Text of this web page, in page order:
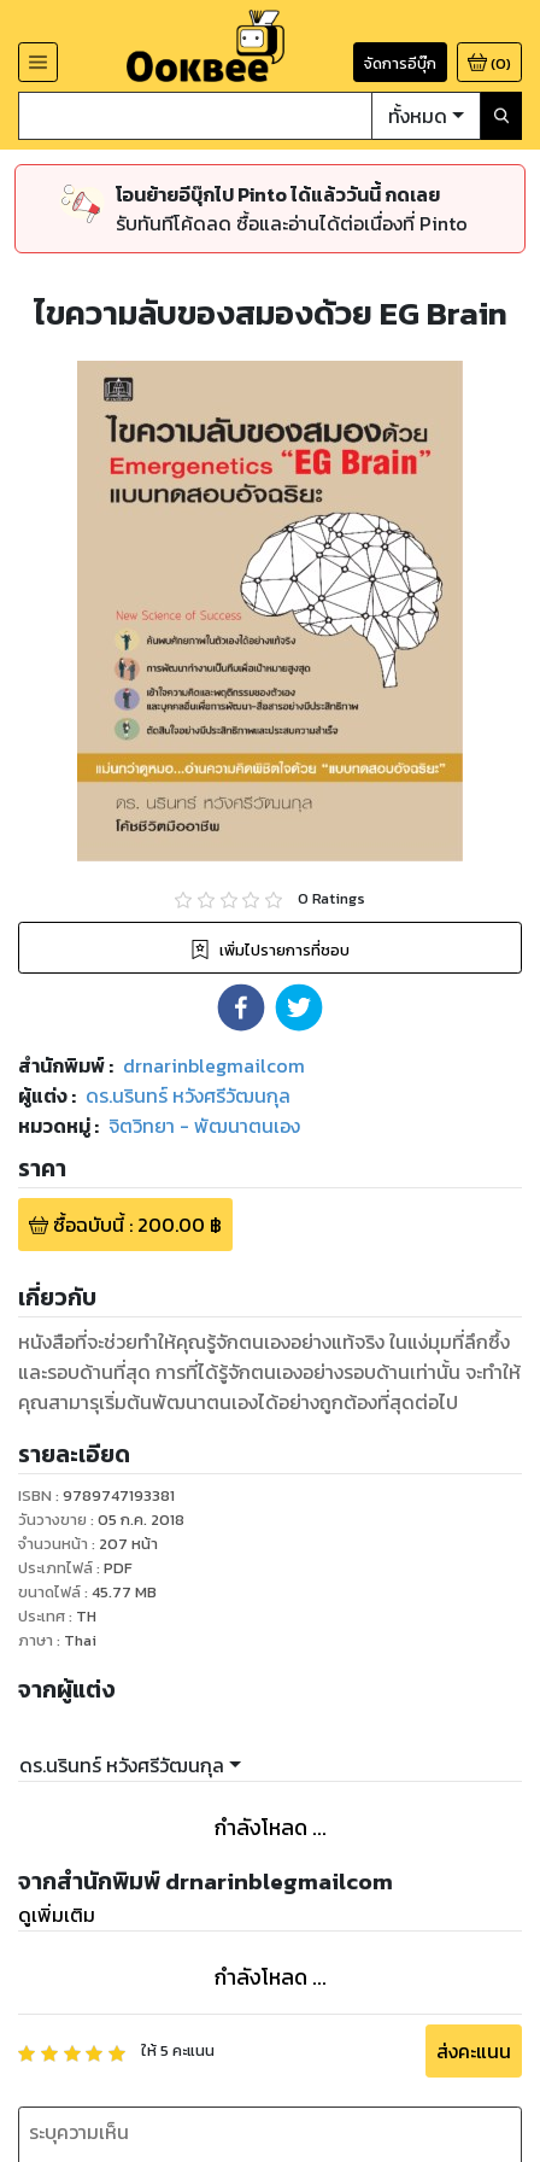
จัดการอีบุ๊ก (0)
ทั้งหมด
โอนย้ายอีบุ๊กไป Pinto ได้แล้ววันนี้ กดเลย
รับทันทีโค้ดลด ซื้อและอ่านได้ต่อเนื่องที่ Pinto
ไขความลับของสมองด้วย EG Brain
0 Ratings
เพิ่มไปรายการที่ชอบ
สำนักพิมพ์: drnarinblegmailcom
ผู้แต่ง : ดร.นรินทร์ หวังศรีวัฒนกุล
หมวดหมู่: จิตวิทยา - พัฒนาตนเอง
ราคา
ซื้อฉบับนี้: 200.00 ฿
เกี่ยวกับ
หนังสือที่จะช่วยทำให้คุณรู้จักตนเองอย่างแท้จริง ในแง่มุมที่ลึกซึ้ง
และรอบด้านที่สุด การที่ได้รู้จักตนเองอย่างรอบด้านเท่านั้น จะทำให้
คุณสามารุเริ่มต้นพัฒนาตนเองได้อย่างถูกต้องที่สุดต่อไป
รายละเอียด
ISBN : 9789747193381
วันวางขาย : 05 ก.ค. 2018
จำนวนหน้า : 207 หน้า
ประเภทไฟล์: PDF
ขนาดไฟล์: 45.77 MB
ประเทศ: TH
ภาษา : Thai
จากผู้แต่ง
ดร.นรินทร์ หวังศรีวัฒนกุล
กำลังโหลด ...
จากสำนักพิมพ์ drnarinblegmailcom
ดูเพิ่มเติม
กำลังโหลด ...
ให้5 คะแนน ส่งคะแนน